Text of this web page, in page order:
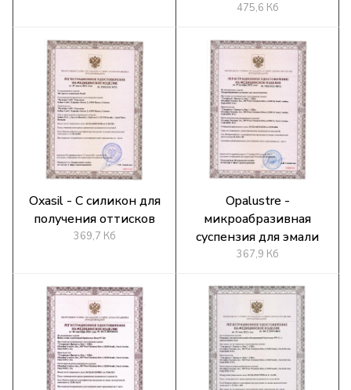
475,6 Кб
Oxasil - C силикон для
получения оттисков
369,7 Кб
Opalustre -
микроабразивная
суспензия для эмали
367,9 Кб